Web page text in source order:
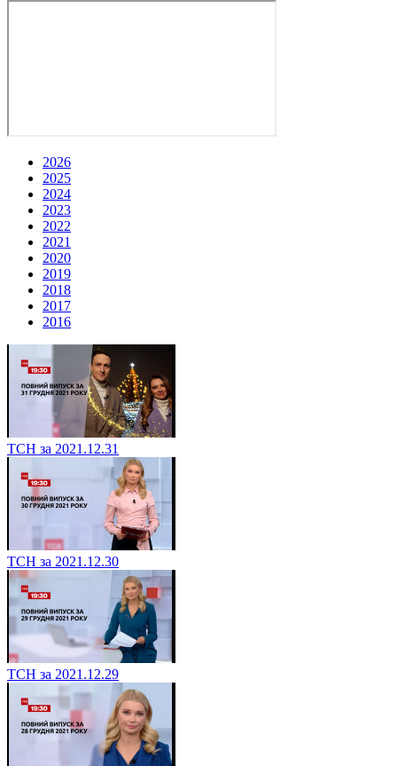
2026
2025
2024
2023
2022
2021
2020
2019
2018
2017
2016
ТСН за 2021.12.31
ТСН за 2021.12.30
ТСН за 2021.12.29